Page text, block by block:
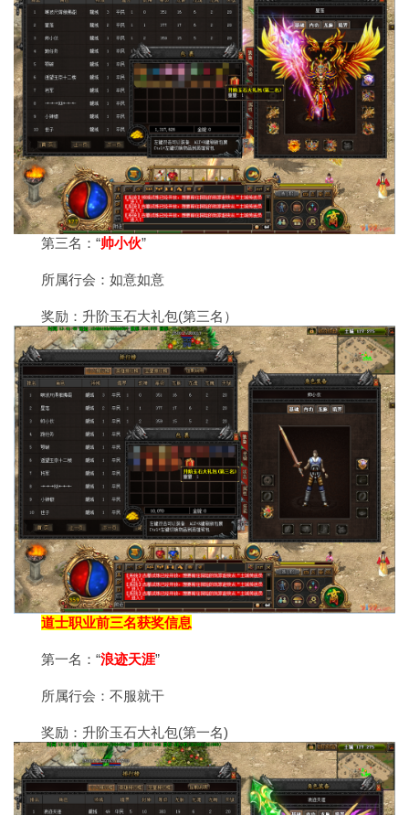
第三名：“帅小伙”
所属行会：如意如意
奖励：升阶玉石大礼包(第三名）
道士职业前三名获奖信息
第一名：“浪迹天涯”
所属行会：不服就干
奖励：升阶玉石大礼包(第一名)